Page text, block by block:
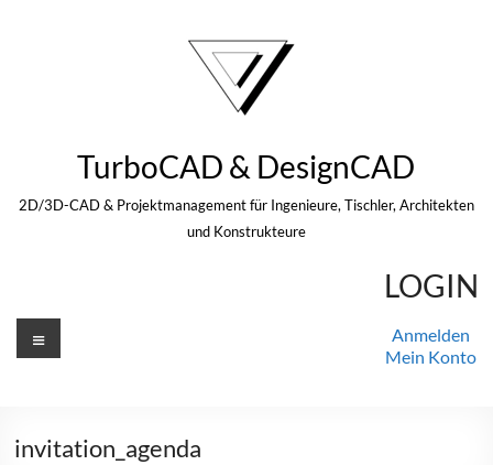
TurboCAD & DesignCAD
2D/3D-CAD & Projektmanagement für Ingenieure, Tischler, Architekten
und Konstrukteure
LOGIN
Anmelden
Mein Konto
Menü
invitation_agenda